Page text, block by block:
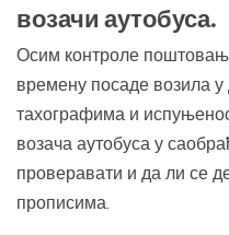
возачи аутобуса.
Осим контроле
времену посаде возила
тахографима и
возача аутобуса у
проверавати и да ли се
прописима.